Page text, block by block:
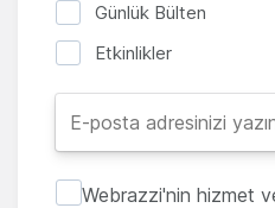
Günlük Bülten
Etkinlikler
Webrazzi'nin hizmet